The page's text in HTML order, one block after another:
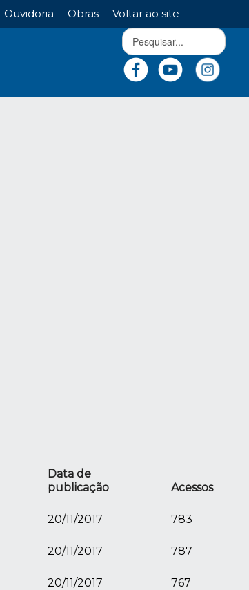
Ouvidoria Obras Voltar ao site
Data de
publicação
Acessos
20/11/2017 783
20/11/2017 787
20/11/2017 767